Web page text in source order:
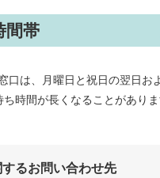
間帯
口は、月曜日と祝日の翌日お
時間が長くなることがありま
るお問い合わせ先